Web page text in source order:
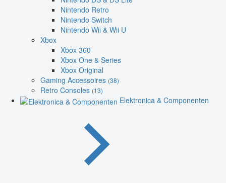
Nintendo Retro
Nintendo Switch
Nintendo Wii & Wii U
Xbox
Xbox 360
Xbox One & Series
Xbox Original
Gaming Accessoires (38)
Retro Consoles (13)
Elektronica & Componenten